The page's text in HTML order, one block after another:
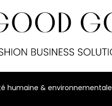
humaine & environnementale